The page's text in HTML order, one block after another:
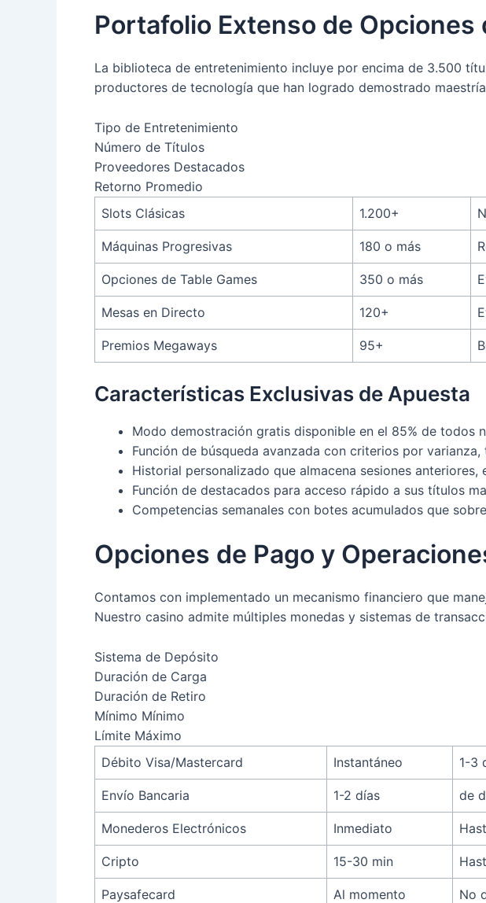
Portafolio Extenso de Opciones
La biblioteca de entretenimiento incluye por encima de 3.500
productores de tecnología que han logrado demostrado
Tipo de Entretenimiento
Número de Títulos
Proveedores Destacados
Retorno Promedio
Slots Clásicas
1.200+
Máquinas Progresivas 180 o más
Opciones de Table Games 350 o más
Mesas en Directo 120+
Premios Megaways 95+
Características Exclusivas de Apuesta
Modo demostración gratis disponible en el 85% de todos
Función de búsqueda avanzada con criterios por
Historial personalizado que almacena sesiones
Función de destacados para acceso rápido a sus títulos
Competencias semanales con botes acumulados que
Opciones de Pago y
Contamos con implementado un mecanismo financiero que
Nuestro casino admite múltiples monedas y sistemas de
Sistema de Depósito
Duración de Carga
Duración de Retiro
Mínimo Mínimo
Límite Máximo
Débito Visa/Mastercard
Instantáneo 1-3
Envío Bancaria 1-2 días de
Monederos Electrónicos Inmediato
Cripto 15-30 min
Paysafecard Al momento No